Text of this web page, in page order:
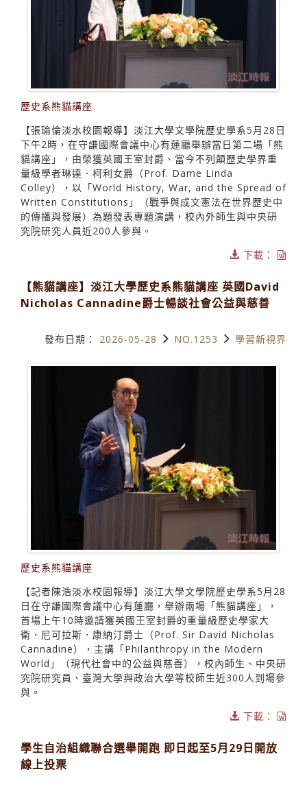
歷史系熊貓講座
【張瑜倫淡水校園報導】淡江大學文學院歷史學系5月28日
下午2時，在守謙國際會議中心有蓮廳舉辦當日第二場「熊
貓講座」，由榮獲英國王室封爵、當今不列顛歷史學界重
量級學者琳達．柯利女爵（Prof. Dame Linda
Colley），以「World History, War, and the Spread of
Written Constitutions」（戰爭與成文憲法在世界歷史中
的傳播與發展）為題發表專題演講，校內外師生與中央研
究院研究人員近200人參與。
下載：
【熊貓講座】淡江大學歷史系熊貓講座 英國David
Nicholas Cannadine爵士暢談社會公益與慈善
發布日期： 2026-05-28 NO.1253 學習新視界
歷史系熊貓講座
【記者陳浩淡水校園報導】淡江大學文學院歷史學系5月28
日在守謙國際會議中心有蓮廳，舉辦兩場「熊貓講座」，
首場上午10時邀請獲英國王室封爵的重量級歷史學家大
衛．尼可拉斯．康納汀爵士（Prof. Sir David Nicholas
Cannadine），主講「Philanthropy in the Modern
World」（現代社會中的公益與慈善），校內師生、中央研
究院研究員、臺灣大學與政治大學等校師生近300人到場參
與。
下載：
學生自治組織聯合選舉開跑 即日起至5月29日開放
線上投票